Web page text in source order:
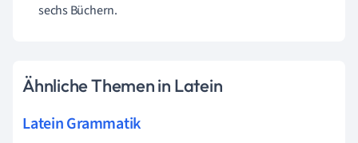
sechs Büchern.
Ähnliche Themen in Latein
Latein Grammatik